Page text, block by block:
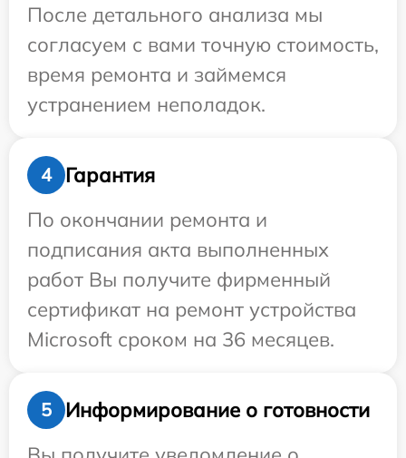
После детального анализа мы
согласуем с вами точную стоимость,
время ремонта и займемся
устранением неполадок.
4
Гарантия
По окончании ремонта и
подписания акта выполненных
работ Вы получите фирменный
сертификат на ремонт устройства
Microsoft сроком на 36 месяцев.
5
Информирование о готовности